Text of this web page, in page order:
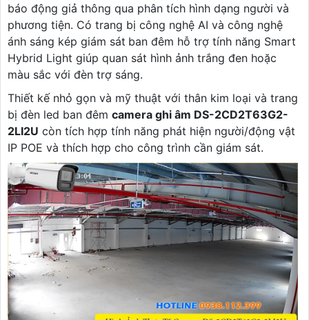
báo động giả thông qua phân tích hình dạng người và
phương tiện. Có trang bị công nghệ AI và công nghệ
ánh sáng kép giám sát ban đêm hỗ trợ tính năng Smart
Hybrid Light giúp quan sát hình ảnh trắng đen hoặc
màu sắc với đèn trợ sáng.
Thiết kế nhỏ gọn và mỹ thuật với thân kim loại và trang
bị đèn led ban đêm camera ghi âm DS-2CD2T63G2-
2LI2U còn tích hợp tính năng phát hiện người/động vật
IP POE và thích hợp cho công trình cần giám sát.